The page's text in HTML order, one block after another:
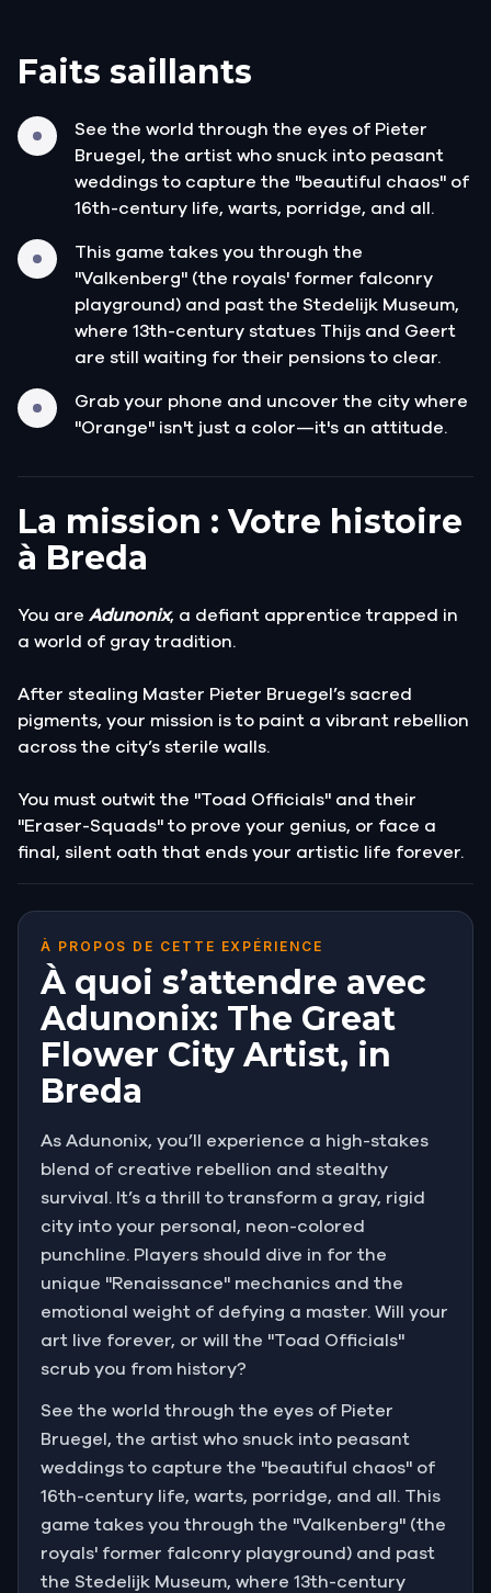
Faits saillants
See the world through the eyes of Pieter
Bruegel, the artist who snuck into peasant
weddings to capture the "beautiful chaos" of
16th-century life, warts, porridge, and all.
This game takes you through the
"Valkenberg" (the royals' former falconry
playground) and past the Stedelijk Museum,
where 13th-century statues Thijs and Geert
are still waiting for their pensions to clear.
Grab your phone and uncover the city where
"Orange" isn't just a color—it's an attitude.
La mission : Votre histoire
à Breda
You are Adunonix, a defiant apprentice trapped in
a world of gray tradition.
After stealing Master Pieter Bruegel’s sacred
pigments, your mission is to paint a vibrant rebellion
across the city’s sterile walls.
You must outwit the "Toad Officials" and their
"Eraser-Squads" to prove your genius, or face a
final, silent oath that ends your artistic life forever.
À PROPOS DE CETTE EXPÉRIENCE
À quoi s’attendre avec
Adunonix: The Great
Flower City Artist, in
Breda
As Adunonix, you’ll experience a high-stakes
blend of creative rebellion and stealthy
survival. It’s a thrill to transform a gray, rigid
city into your personal, neon-colored
punchline. Players should dive in for the
unique "Renaissance" mechanics and the
emotional weight of defying a master. Will your
art live forever, or will the "Toad Officials"
scrub you from history?
See the world through the eyes of Pieter
Bruegel, the artist who snuck into peasant
weddings to capture the "beautiful chaos" of
16th-century life, warts, porridge, and all. This
game takes you through the "Valkenberg" (the
royals' former falconry playground) and past
the Stedelijk Museum, where 13th-century